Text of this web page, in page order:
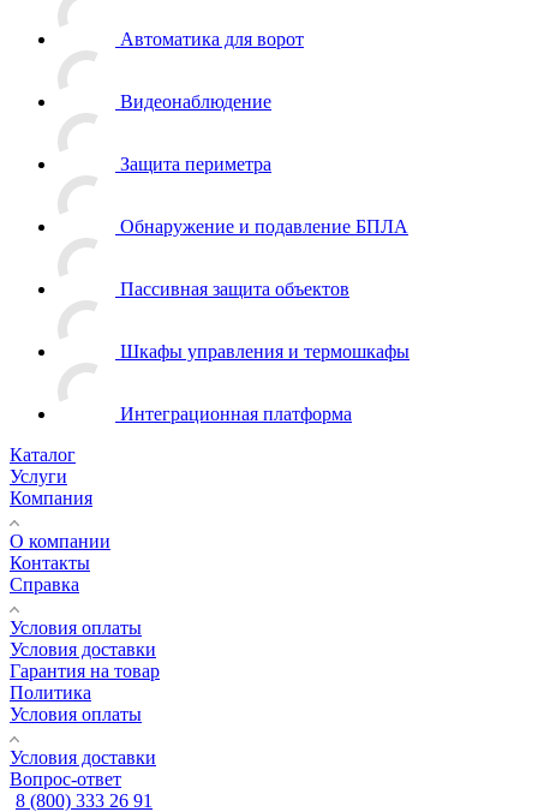
Автоматика для ворот
Видеонаблюдение
Защита периметра
Обнаружение и подавление БПЛА
Пассивная защита объектов
Шкафы управления и термошкафы
Интеграционная платформа
Каталог
Услуги
Компания
О компании
Контакты
Справка
Условия оплаты
Условия доставки
Гарантия на товар
Политика
Условия оплаты
Условия доставки
Вопрос-ответ
8 (800) 333 26 91